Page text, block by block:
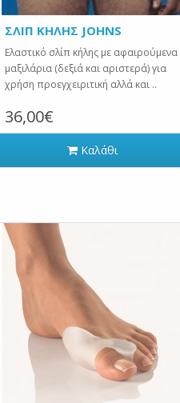
ΣΛΙΠ ΚΗΛΗΣ JOHNS
Ελαστικό σλίπ κήλης με αφαιρούμενα
μαξιλάρια (δεξιά και αριστερά) για
χρήση προεγχειριτική αλλά και ..
36,00€
Καλάθι